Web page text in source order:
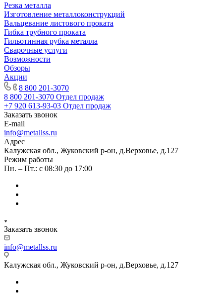
Резка металла
Изготовление металлоконструкций
Вальцевание листового проката
Гибка трубного проката
Гильотинная рубка металла
Сварочные услуги
Возможности
Обзоры
Акции
8 800 201-3070
8 800 201-3070 Отдел продаж
+7 920 613-93-03 Отдел продаж
Заказать звонок
E-mail
info@metallss.ru
Адрес
Калужская обл., Жуковский р-он, д.Верховье, д.127
Режим работы
Пн. – Пт.: с 08:30 до 17:00
Заказать звонок
info@metallss.ru
Калужская обл., Жуковский р-он, д.Верховье, д.127